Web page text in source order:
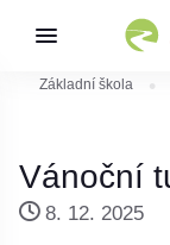
Základní škola
Vánoční
8. 12. 2025